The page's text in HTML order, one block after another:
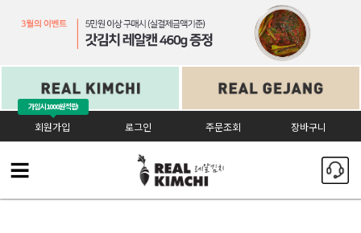
회원가입
가입시1000원 적립!
로그인 주문조회 장바구니